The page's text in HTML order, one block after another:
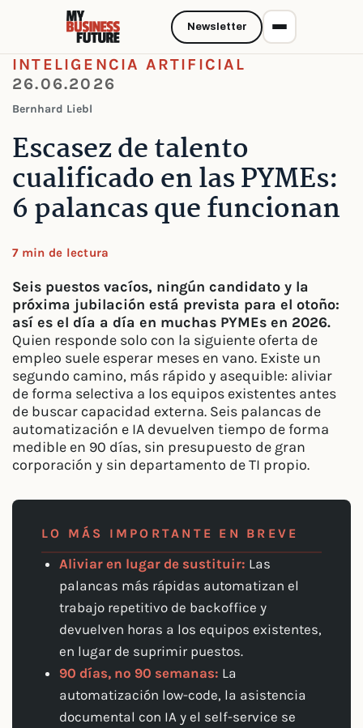
INTELIGENCIA ARTIFICIAL
26.06.2026
Bernhard Liebl
Escasez de talento
cualificado en las PYMEs:
6 palancas que funcionan
7 min de lectura
Seis puestos vacíos, ningún candidato y la
próxima jubilación está prevista para el otoño:
así es el día a día en muchas PYMEs en 2026.
Quien responde solo con la siguiente oferta de
empleo suele esperar meses en vano. Existe un
segundo camino, más rápido y asequible: aliviar
de forma selectiva a los equipos existentes antes
de buscar capacidad externa. Seis palancas de
automatización e IA devuelven tiempo de forma
medible en 90 días, sin presupuesto de gran
corporación y sin departamento de TI propio.
LO MÁS IMPORTANTE EN BREVE
Aliviar en lugar de sustituir: Las
palancas más rápidas automatizan el
trabajo repetitivo de backoffice y
devuelven horas a los equipos existentes,
en lugar de suprimir puestos.
90 días, no 90 semanas: La
automatización low-code, la asistencia
documental con IA y el self-service se
Newsletter